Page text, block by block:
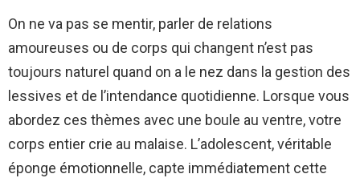
On ne va pas se mentir, parler de relations
amoureuses ou de corps qui changent n’est pas
toujours naturel quand on a le nez dans la gestion des
lessives et de l’intendance quotidienne. Lorsque vous
abordez ces thèmes avec une boule au ventre, votre
corps entier crie au malaise. L’adolescent, véritable
éponge émotionnelle, capte immédiatement cette